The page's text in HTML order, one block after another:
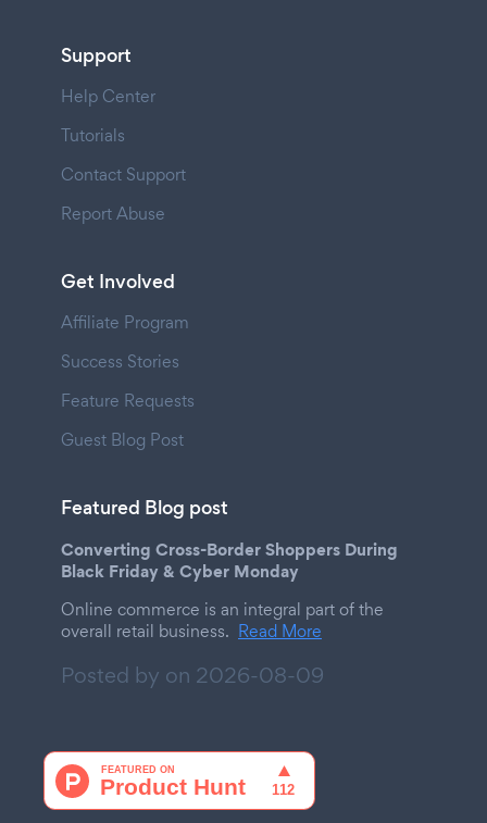
Support
Help Center
Tutorials
Contact Support
Report Abuse
Get Involved
Affiliate Program
Success Stories
Feature Requests
Guest Blog Post
Featured Blog post
Converting Cross-Border Shoppers During
Black Friday & Cyber Monday
Online commerce is an integral part of the
overall retail business. Read More
Posted by on 2026-08-09